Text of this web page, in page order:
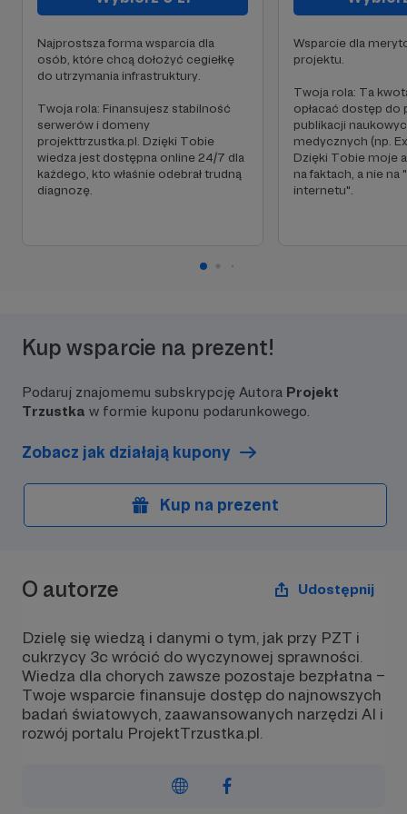
Najprostsza forma wsparcia dla
osób, które chcą dołożyć cegiełkę
do utrzymania infrastruktury.
Twoja rola: Finansujesz stabilność
serwerów i domeny
projekttrzustka.pl. Dzięki Tobie
wiedza jest dostępna online 24/7 dla
każdego, kto właśnie odebrał trudną
diagnozę.
Wsparcie dla
projektu.
Twoja rola: Ta
opłacać dostęp do
publikacji
medycznych (np.
Dzięki Tobie moje
na faktach, a nie na
internetu".
Kup wsparcie na prezent!
Podaruj znajomemu subskrypcję Autora Projekt
Trzustka w formie kuponu podarunkowego.
Zobacz jak działają kupony
Kup na prezent
O autorze Udostępnij
Dzielę się wiedzą i danymi o tym, jak przy PZT i
cukrzycy 3c wrócić do wyczynowej sprawności.
Wiedza dla chorych zawsze pozostaje bezpłatna –
Twoje wsparcie finansuje dostęp do najnowszych
badań światowych, zaawansowanych narzędzi AI i
rozwój portalu ProjektTrzustka.pl.